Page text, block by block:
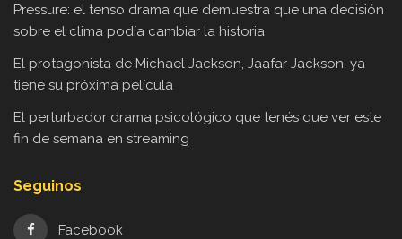
Pressure: el tenso drama que demuestra que una decisión
sobre el clima podía cambiar la historia
El protagonista de Michael Jackson, Jaafar Jackson, ya
tiene su próxima película
El perturbador drama psicológico que tenés que ver este
fin de semana en streaming
Seguinos
Facebook